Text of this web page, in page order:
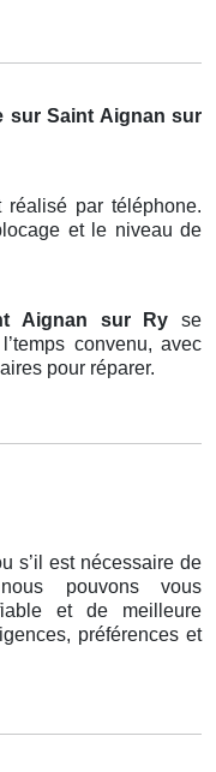
sur Saint Aignan sur
réalisé par téléphone.
et le niveau de
Aignan sur Ryse
convenu, avec
pour réparer.
s’il est nécessaire de
pouvons vous
et de meilleure
préférences et